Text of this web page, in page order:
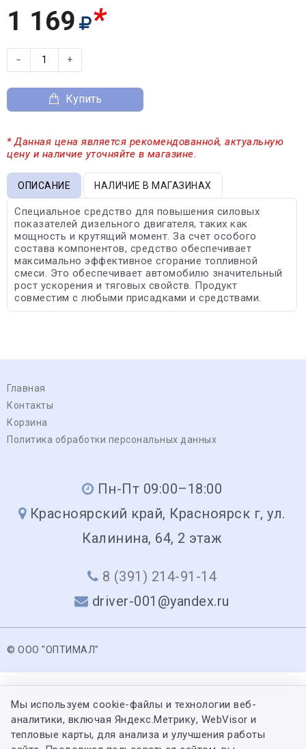
1 169 *
− +
Купить
* Данная цена является рекомендованной, актуальную
цену и наличие уточняйте в магазине.
ОПИСАНИЕ НАЛИЧИЕ В МАГАЗИНАХ
Специальное средство для повышения силовых
показателей дизельного двигателя, таких как
мощность и крутящий момент. За счет особого
состава компонентов, средство обеспечивает
максимально эффективное сгорание топливной
смеси. Это обеспечивает автомобилю значительный
рост ускорения и тяговых свойств. Продукт
совместим с любыми присадками и средствами.
Главная
Контакты
Корзина
Политика обработки персональных данных
Пн-Пт 09:00–18:00
Красноярский край, Красноярск г, ул.
Калинина, 64, 2 этаж
8 (391) 214-91-14
driver-001@yandex.ru
© ООО "ОПТИМАЛ"
Мы используем cookie-файлы и технологии веб-
аналитики, включая Яндекс.Метрику, WebVisor и
тепловые карты, для анализа и улучшения работы